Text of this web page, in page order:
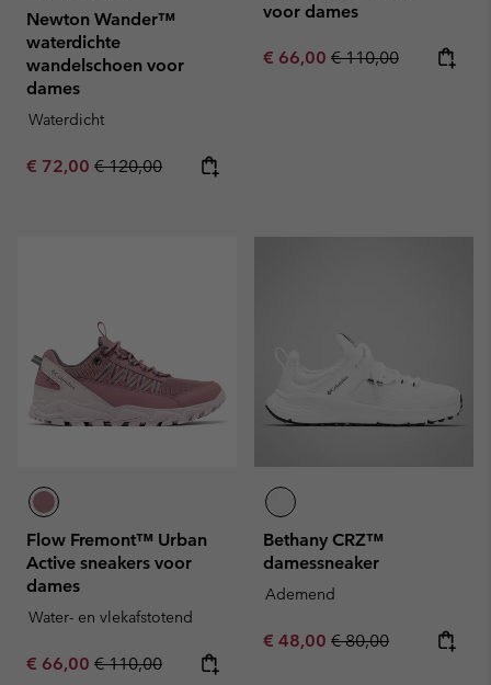
Newton Wander™
waterdichte
wandelschoen voor
dames
Waterdicht
Sale price:
€ 72,00 Regular price:
€ 120,00
voor dames
Sale price:
€ 66,00 Regular price:
€ 110,00
Flow Fremont™ Urban
Active sneakers voor
dames
Water- en vlekafstotend
Sale price:
€ 66,00 Regular price:
€ 110,00
Bethany CRZ™
damessneaker
Ademend
Sale price:
€ 48,00 Regular price:
€ 80,00